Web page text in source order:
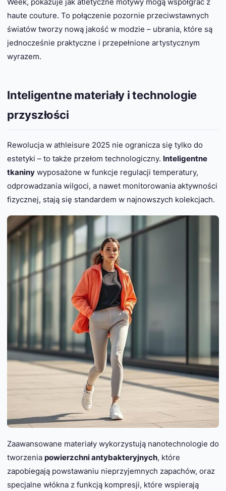
haute couture. To połączenie pozornie przeciwstawnych
światów tworzy nową jakość w modzie – ubrania, które są
jednocześnie praktyczne i przepełnione artystycznym
wyrazem.
Inteligentne materiały i technologie
przyszłości
Rewolucja w athleisure 2025 nie ogranicza się tylko do
estetyki – to także przełom technologiczny. Inteligentne
tkaniny wyposażone w funkcje regulacji temperatury,
odprowadzania wilgoci, a nawet monitorowania aktywności
fizycznej, stają się standardem w najnowszych kolekcjach.
Zaawansowane materiały wykorzystują nanotechnologie do
tworzenia powierzchni antybakteryjnych, które
zapobiegają powstawaniu nieprzyjemnych zapachów, oraz
specjalne włókna z funkcją kompresji, które wspierają